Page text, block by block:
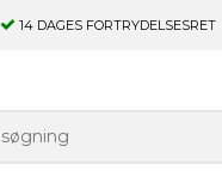
14 DAGES FORTRYDELSESRET